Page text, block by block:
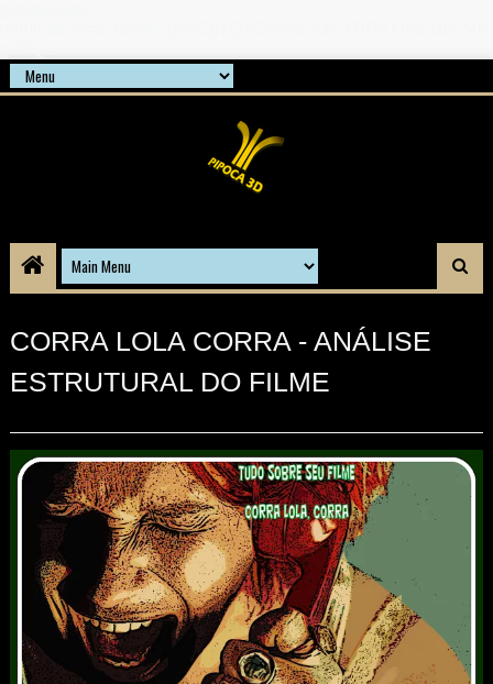
CORRA LOLA CORRA - ANÁLISE
ESTRUTURAL DO FILME